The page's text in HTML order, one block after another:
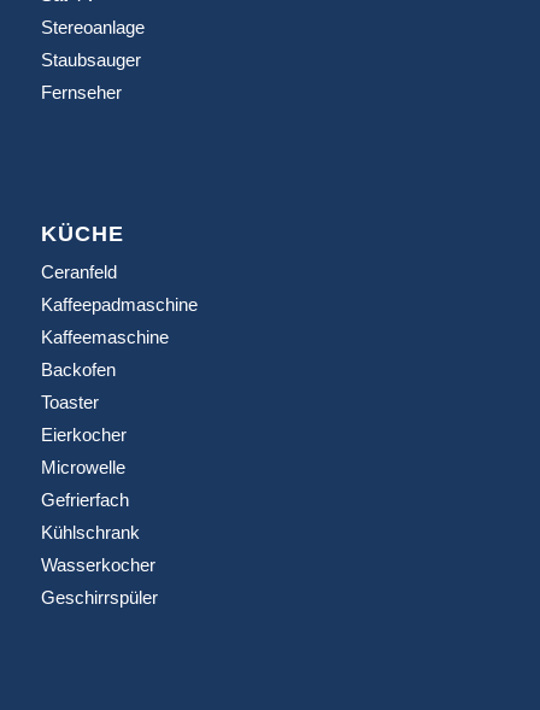
Stereoanlage
Staubsauger
Fernseher
KÜCHE
Ceranfeld
Kaffeepadmaschine
Kaffeemaschine
Backofen
Toaster
Eierkocher
Microwelle
Gefrierfach
Kühlschrank
Wasserkocher
Geschirrspüler